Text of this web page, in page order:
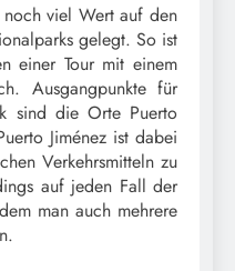
viel Wert auf den
gelegt. So ist
einer Tour mit einem
Ausgangpunkte für
sind die Orte Puerto
Jiménez ist dabei
Verkehrsmitteln zu
auf jeden Fall der
man auch mehrere